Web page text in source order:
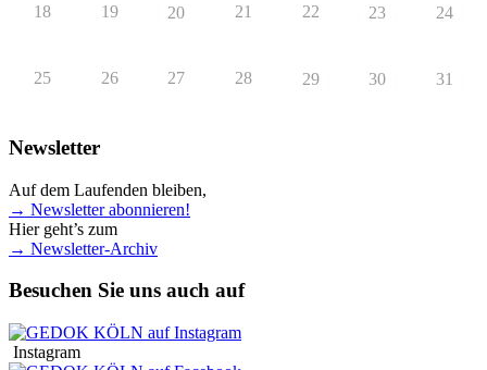
18 19 20 21 22 23 24
25 26 27 28 29 30 31
Newsletter
Auf dem Laufenden bleiben,
→ Newsletter abonnieren!
Hier geht’s zum
→ Newsletter-Archiv
Besuchen Sie uns auch auf
Instagram